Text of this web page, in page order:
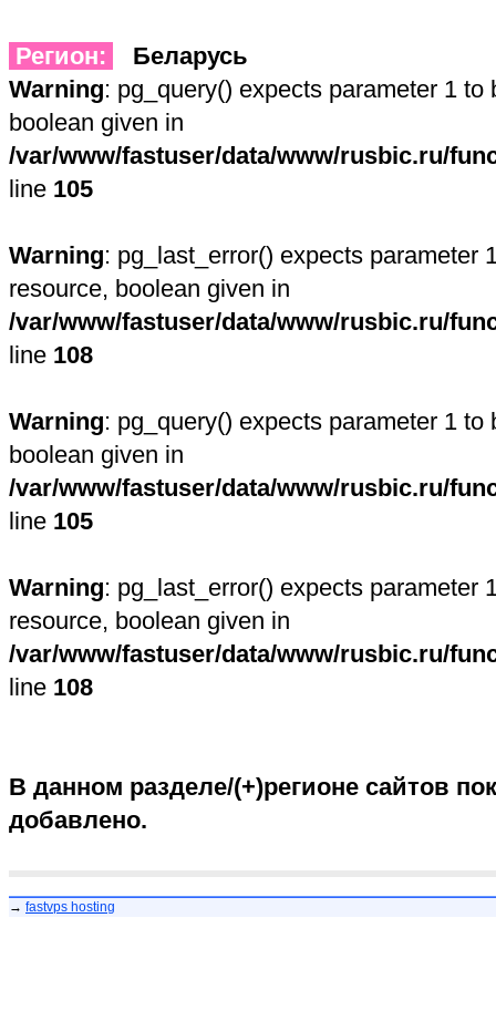
Регион:
Беларусь
Warning: pg_query() expects parameter 1 to
boolean given in
/var/www/fastuser/data/www/rusbic.ru/
line 105
Warning: pg_last_error() expects parameter
resource, boolean given in
/var/www/fastuser/data/www/rusbic.ru/
line 108
Warning: pg_query() expects parameter 1 to
boolean given in
/var/www/fastuser/data/www/rusbic.ru/
line 105
Warning: pg_last_error() expects parameter
resource, boolean given in
/var/www/fastuser/data/www/rusbic.ru/
line 108
В данном разделе/(+)регионе сайтов
добавлено.
→ fastvps hosting